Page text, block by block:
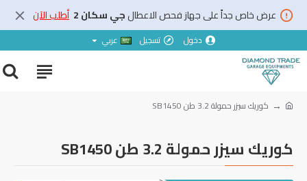
عرض خاص جداً على جهاز فحص الاعطالجي سكان 2 أطلب الآن
دخول تسجيل عربي
‏كوريك سيزر حمولة ‎3.2 طن ‎SB‎1450
‏كوريك سيزر حمولة ‎3.2 طن ‎SB‎1450